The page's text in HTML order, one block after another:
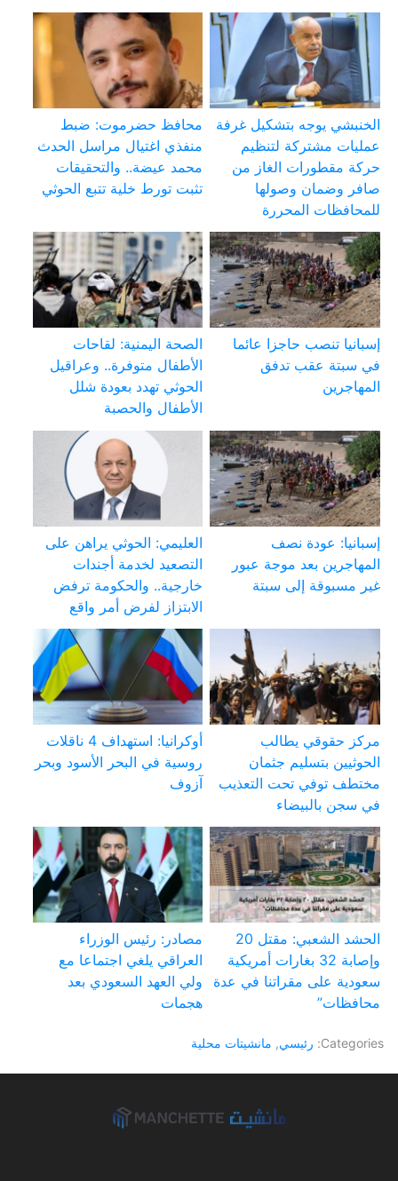
الخنبشي يوجه بتشكيل غرفة
عمليات مشتركة لتنظيم
حركة مقطورات الغاز من
صافر وضمان وصولها
للمحافظات المحررة
محافظ حضرموت: ضبط
منفذي اغتيال مراسل الحدث
محمد عيضة.. والتحقيقات
تثبت تورط خلية تتبع الحوثي
إسبانيا تنصب حاجزا عائما
في سبتة عقب تدفق
المهاجرين
الصحة اليمنية: لقاحات
الأطفال متوفرة.. وعراقيل
الحوثي تهدد بعودة شلل
الأطفال والحصبة
إسبانيا: عودة نصف
المهاجرين بعد موجة عبور
غير مسبوقة إلى سبتة
العليمي: الحوثي يراهن على
التصعيد لخدمة أجندات
خارجية.. والحكومة ترفض
الابتزاز لفرض أمر واقع
مركز حقوقي يطالب
الحوثيين بتسليم جثمان
مختطف توفي تحت التعذيب
في سجن بالبيضاء
أوكرانيا: استهداف 4 ناقلات
روسية في البحر الأسود وبحر
آزوف
الحشد الشعبي: مقتل 20
وإصابة 32 بغارات أمريكية
سعودية على مقراتنا في عدة
محافظات”
مصادر: رئيس الوزراء
العراقي يلغي اجتماعا مع
ولي العهد السعودي بعد
هجمات
Categories: رئيسي, مانشيتات محلية